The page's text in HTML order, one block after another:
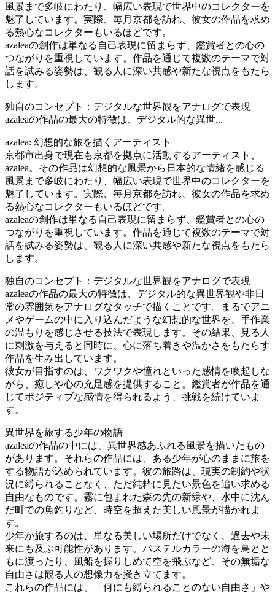
風景まで多岐にわたり、幅広い表現で世界中のコレクターを
魅了しています。実際、毎月京都を訪れ、彼女の作品を求め
る熱心なコレクターもいるほどです。
azaleaの創作は単なる自己表現に留まらず、鑑賞者との心の
つながりを重視しています。作品を通じて複数のテーマで対
話を試みる姿勢は、観る人に深い共感や新たな視点をもたら
します。
独自のコンセプト：デジタルな世界観をアナログで表現
azaleaの作品の最大の特徴は、デジタル的な異世...
azalea: 幻想的な旅を描くアーティスト
京都市出身で現在も京都を拠点に活動するアーティスト、
azalea。その作品は幻想的な風景から日本的な情緒を感じる
風景まで多岐にわたり、幅広い表現で世界中のコレクターを
魅了しています。実際、毎月京都を訪れ、彼女の作品を求め
る熱心なコレクターもいるほどです。
azaleaの創作は単なる自己表現に留まらず、鑑賞者との心の
つながりを重視しています。作品を通じて複数のテーマで対
話を試みる姿勢は、観る人に深い共感や新たな視点をもたら
します。
独自のコンセプト：デジタルな世界観をアナログで表現
azaleaの作品の最大の特徴は、デジタル的な異世界観や非日
常の雰囲気をアナログなタッチで描くことです。まるでアニ
メやゲームの中に入り込んだような幻想的な世界を、手作業
の温もりを感じさせる技法で表現します。その結果、見る人
に刺激を与えると同時に、心に落ち着きや温かさをもたらす
作品を生み出しています。
彼女が目指すのは、ワクワクや憧れといった感情を喚起しな
がら、癒しや心の充足感を提供すること。鑑賞者が作品を通
じてポジティブな感情を得られるよう、挑戦を続けていま
す。
異世界を旅する少年の物語
azaleaの作品の中には、異世界感あふれる風景を描いたもの
があります。それらの作品には、ある少年が心のままに旅を
する物語が込められています。彼の旅路は、現実の制約や状
況に縛られることなく、ただ純粋に見たい景色を追い求める
自由なものです。霧に包まれた森の先の新緑や、水中に沈ん
だ町での魚釣りなど、時空を超えた美しい風景が描かれま
す。
少年が旅するのは、単なる美しい場所だけでなく、過去や未
来にも及ぶ可能性があります。パステルカラーの海を鳥とと
もに渡ったり、風船を握りしめて空を飛ぶなど、その無垢な
自由さは観る人の想像力を掻き立てます。
これらの作品には、「何にも縛られることのない自由さ」や